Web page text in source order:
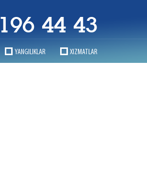
196 44 43
YANGILIKLAR XIZMATLAR